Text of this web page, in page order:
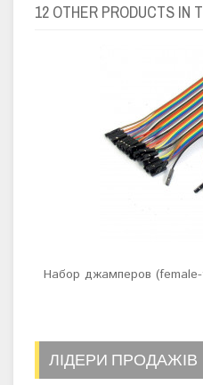
12 OTHER PRODUCTS IN
Набор джамперов
ЛІДЕРИ ПРОДАЖІВ